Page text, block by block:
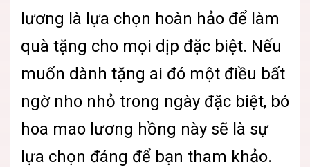
lương là lựa chọn hoàn hảo để làm
quà tặng cho mọi dịp đặc biệt. Nếu
muốn dành tặng ai đó một điều bất
ngờ nho nhỏ trong ngày đặc biệt, bó
hoa mao lương hồng này sẽ là sự
lựa chọn đáng để bạn tham khảo.